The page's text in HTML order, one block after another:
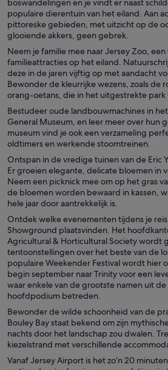
populaire dierentuin van het eiland. Aan
pittoreske gebieden, met uitzicht op de
glooiende akkers, geen gebrek.
Neem je familie mee naar Jersey Zoo,
familieattracties op het eiland.
deze in de jaren vijftig op met aandacht
Bewonder de kleurrijke wezens, zoals de
orang-oetans, die in het uitgestrekte park
Bestudeer oude landbouwmachines in
General Museum, en leer meer over hun
museum vind je ook een verzameling
oldtimers en werkende stoomtreinen.
Ontspan in de vredige tuinen van de Eric
Er groeien elegante, delicate bloemen in
Neem een picknick mee om op het gras
de bloemen worden bewaard in kassen,
hele jaar door aantrekkelijk is.
Ontdek welke evenementen tijdens je
Showground plaatsvinden. Het
Agricultural & Horticultural Society wordt
tentoonstellingen over het beste van de
populaire Weekender Festival wordt hier
begin september naar Trinity voor een
waar enkele van de grootste namen uit
hoofdpodium betreden.
Bewonder de wilde schoonheid van de
Bouley Bay staat bekend om zijn
nachts door het landschap zou dwalen.
kiezelstrand met verschillende
Vanaf Jersey Airport is het zo’n 20